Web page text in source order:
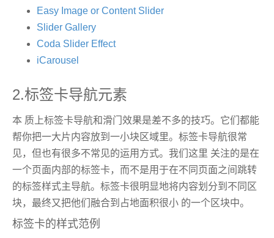
Easy Image or Content Slider
Slider Gallery
Coda Slider Effect
iCarousel
2.标签卡导航元素
本 质上标签卡导航和滑门效果是差不多的技巧。它们都能
帮你把一大片内容放到一小块区域里。标签卡导航很常
见，但也有很多不常见的运用方式。我们这里 关注的是在
一个页面内部的标签卡，而不是用于在不同页面之间跳转
的标签样式主导航。标签卡很明显地将内容划分到不同区
块，最终又把他们融合到占地面积很小 的一个区块中。
标签卡的样式范例